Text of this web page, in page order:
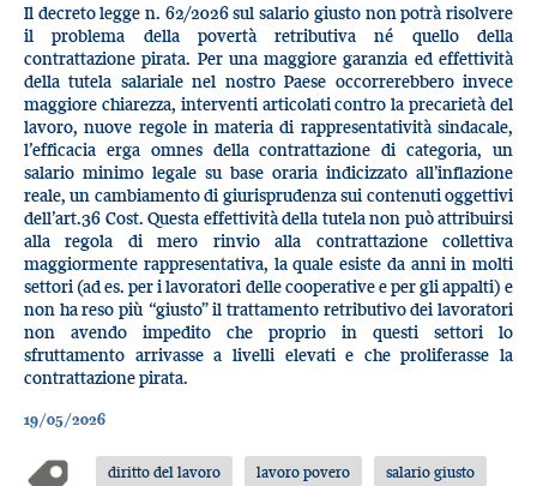
Il decreto legge n. 62/2026 sul salario giusto non potrà risolvere
il problema della povertà retributiva né quello della
contrattazione pirata. Per una maggiore garanzia ed effettività
della tutela salariale nel nostro Paese occorrerebbero invece
maggiore chiarezza, interventi articolati contro la precarietà del
lavoro, nuove regole in materia di rappresentatività sindacale,
l’efficacia erga omnes della contrattazione di categoria, un
salario minimo legale su base oraria indicizzato all’inflazione
reale, un cambiamento di giurisprudenza sui contenuti oggettivi
dell’art.36 Cost. Questa effettività della tutela non può attribuirsi
alla regola di mero rinvio alla contrattazione collettiva
maggiormente rappresentativa, la quale esiste da anni in molti
settori (ad es. per i lavoratori delle cooperative e per gli appalti) e
non ha reso più “giusto” il trattamento retributivo dei lavoratori
non avendo impedito che proprio in questi settori lo
sfruttamento arrivasse a livelli elevati e che proliferasse la
contrattazione pirata.
19/05/2026
diritto del lavoro lavoro povero
salario giusto